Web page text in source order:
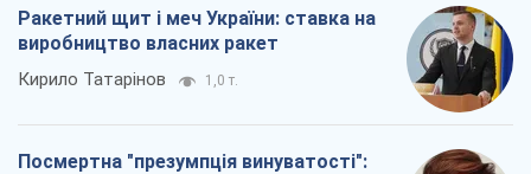
Ракетний щит і меч України: ставка на
виробництво власних ракет
Кирило Татарінов 1,0 т.
Посмертна "презумпція винуватості":